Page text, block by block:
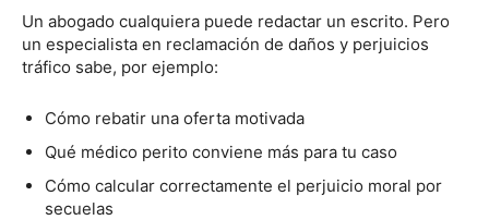
Un abogado cualquiera puede redactar un escrito. Pero
un especialista en reclamación de daños y perjuicios
tráfico sabe, por ejemplo:
Cómo rebatir una oferta motivada
Qué médico perito conviene más para tu caso
Cómo calcular correctamente el perjuicio moral por
secuelas